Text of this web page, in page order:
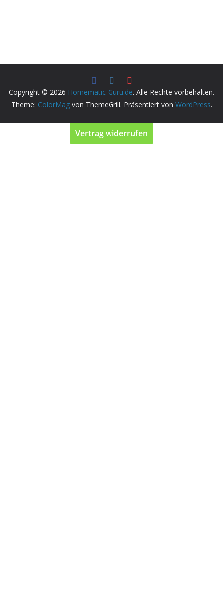
Copyright © 2026 Homematic-Guru.de. Alle Rechte vorbehalten.
Theme: ColorMagvon ThemeGrill. Präsentiert von WordPress.
Vertrag widerrufen